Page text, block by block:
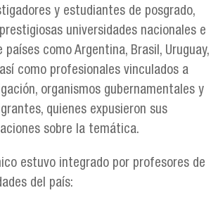
y estudiantes de posgrado,
universidades nacionales e
como Argentina, Brasil, Uruguay,
como profesionales vinculados a
organismos gubernamentales y
quienes expusieron sus
sobre la temática.
estuvo integrado por profesores de
del país: